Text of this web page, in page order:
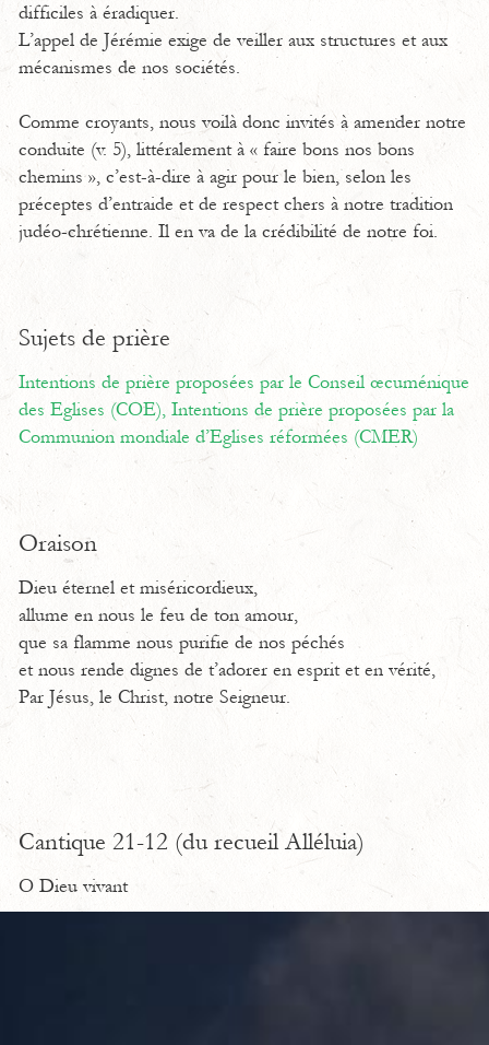
difficiles à éradiquer.
L’appel de Jérémie exige de veiller aux structures et aux
mécanismes de nos sociétés.
Comme croyants, nous voilà donc invités à amender notre
conduite (v. 5), littéralement à « faire bons nos bons
chemins », c’est-à-dire à agir pour le bien, selon les
préceptes d’entraide et de respect chers à notre tradition
judéo-chrétienne. Il en va de la crédibilité de notre foi.
Sujets de prière
Intentions de prière proposées par le Conseil œcuménique
des Eglises (COE), Intentions de prière proposées par la
Communion mondiale d’Eglises réformées (CMER)
Oraison
Dieu éternel et miséricordieux,
allume en nous le feu de ton amour,
que sa flamme nous purifie de nos péchés
et nous rende dignes de t’adorer en esprit et en vérité,
Par Jésus, le Christ, notre Seigneur.
Cantique 21-12 (du recueil Alléluia)
O Dieu vivant